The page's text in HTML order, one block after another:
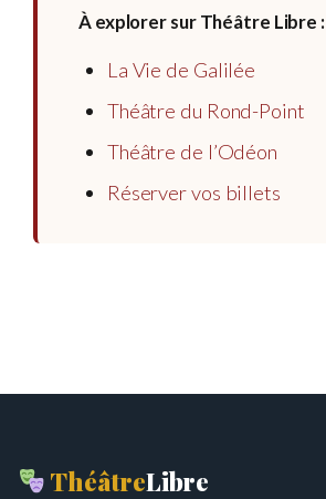
À explorer sur Théâtre Libre :
La Vie de Galilée
Théâtre du Rond-Point
Théâtre de l’Odéon
Réserver vos billets
ThéâtreLibre